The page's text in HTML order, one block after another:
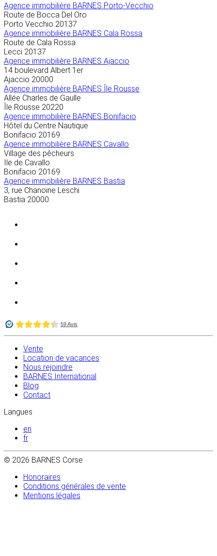
Agence immobilière BARNES Porto-Vecchio
Route de Bocca Del Oro
Porto Vecchio 20137
Agence immobilière BARNES Cala Rossa
Route de Cala Rossa
Lecci 20137
Agence immobilière BARNES Ajaccio
14 boulevard Albert 1er
Ajaccio 20000
Agence immobilière BARNES Île Rousse
Allée Charles de Gaulle
Île Rousse 20220
Agence immobilière BARNES Bonifacio
Hôtel du Centre Nautique
Bonifacio 20169
Agence immobilière BARNES Cavallo
Village des pêcheurs
Ile de Cavallo
Bonifacio 20169
Agence immobilière BARNES Bastia
3, rue Chanoine Leschi
Bastia 20000
Vente
Location de vacances
Nous rejoindre
BARNES International
Blog
Contact
Langues
en
fr
© 2026 BARNES Corse
Honoraires
Conditions générales de vente
Mentions légales